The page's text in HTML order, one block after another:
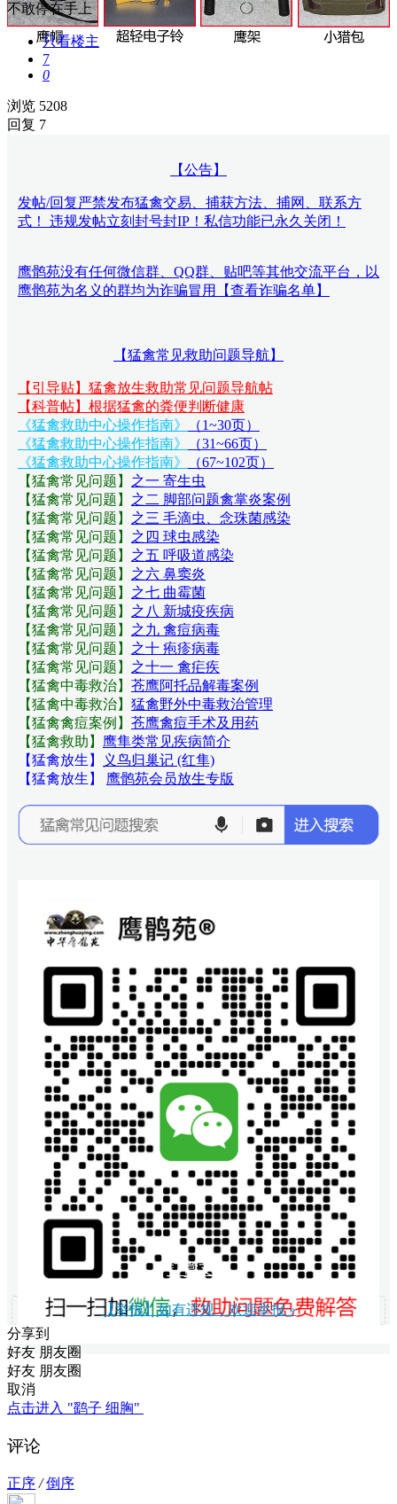
不敢停在手上
只看楼主
7
0
浏览 5208
回复 7
【公告】
发帖/回复严禁发布猛禽交易、捕获方法、捕网、联系方
式！ 违规发帖立刻封号封IP！私信功能已永久关闭！
鹰鹘苑没有任何微信群、QQ群、贴吧等其他交流平台，以
鹰鹘苑为名义的群均为诈骗冒用【查看诈骗名单】
【猛禽常见救助问题导航】
【引导贴】猛禽放生救助常见问题导航帖
【科普帖】根据猛禽的粪便判断健康
《猛禽救助中心操作指南》
（1~30页）
《猛禽救助中心操作指南》
（31~66页）
《猛禽救助中心操作指南》
（67~102页）
【猛禽常见问题 】 之一 寄生虫
【猛禽常见问题 】 之二 脚部问题禽掌炎案例
【猛禽常见问题 】 之三 毛滴虫、念珠菌感染
【猛禽常见问题 】 之四 球虫感染
【猛禽常见问题 】 之五 呼吸道感染
【猛禽常见问题 】 之六 鼻窦炎
【猛禽常见问题 】 之七 曲霉菌
【猛禽常见问题 】 之八 新城疫疾病
【猛禽常见问题 】 之九 禽痘病毒
【猛禽常见问题 】 之十 疱疹病毒
【猛禽常见问题 】 之十一 禽疟疾
【猛禽中毒救治】 苍鹰阿托品解毒案例
【猛禽中毒救治】 猛禽野外中毒救治管理
【猛禽禽痘案例】 苍鹰禽痘手术及用药
【猛禽救助】 鹰隼类常见疾病简介
【猛禽放生】
义鸟归巢记 (红隼)
【猛禽放生】
鹰鹘苑会员放生专版
打赏支持
【举报】如有违规，欢迎举报 »
分享到
好友 朋友圈
好友 朋友圈
取消
点击进入 "鹞子 细胸"
评论
正序 / 倒序